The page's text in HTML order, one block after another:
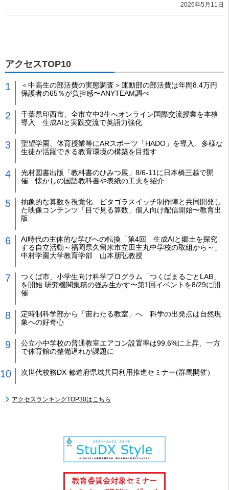
2026年5月11日
アクセスTOP10
＜中高生の部活費の実態調査＞運動部の部活費は年間8.4万円
保護者の65％が負担感〜ANYTEAM調べ
千葉県印西市、全市立中3生へオンライン国際交流授業を本格
導入 生成AIと実践交流で英語力強化
聖望学園、体育授業等にARスポーツ「HADO」を導入、多様な
生徒が活躍できる教育環境の構築を目指す
光村図書出版「教科書のひみつ展」8/6-11に日本橋三越で開
催 懐かしの国語教科書や表紙の工夫を紹介
抽象的な算数を視覚化 ピタゴラスイッチ制作陣と共同開発し
た映像コンテンツ「目で見る算数」個人向け配信開始〜教育出
版
AI時代の主体的な学びへの転換「第4回 生成AIと郷土を探究
する自立活動～福岡県久留米市立田主丸中学校の取組から～」
中村学園大学教育学部 山本朋弘教授
つくば市、小学生向け科学プログラム「つくばまるごとLAB」
を開始 研究機関集積の強み生かす〜第1回イベントを8/29に開
催
定時制科学部から「宙わたる教室」へ 科学の出発点は自然現
象への好奇心
公立小中学校の普通教室エアコン設置率は99.6%に上昇、一方
で体育館の整備遅れが課題に
次世代校務DX 都道府県域共同利用推進セミナー(群馬開催）
アクセスランキングTOP30はこちら